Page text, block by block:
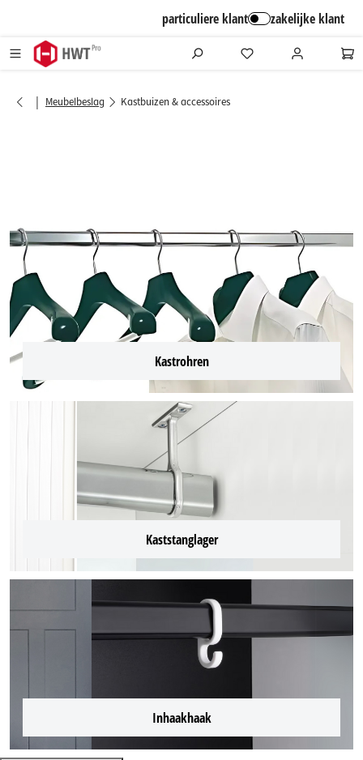
particuliere klant zakelijke klant
| Meubelbeslag Kastbuizen & accessoires
Kastrohren
Kaststanglager
Inhaakhaak